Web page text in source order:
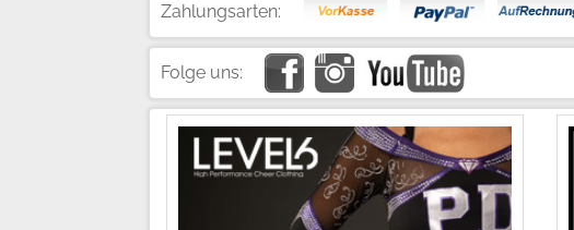
Zahlungsarten:
Folge uns: